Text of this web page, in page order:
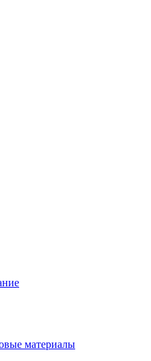
материалы